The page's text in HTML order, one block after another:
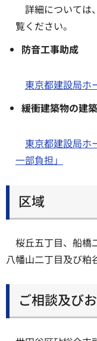
詳細については
覧ください。
防音工事助成
東京都建設局ホ
緩衝建築物の建
東京都建設局ホ
一部負担」
区域
桜丘五丁目、船橋
八幡山二丁目及び粕
ご相談及び